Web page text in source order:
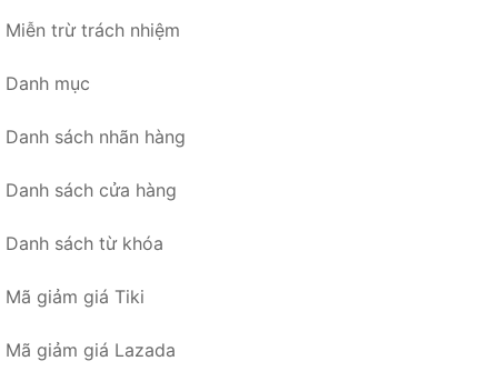
Miễn trừ trách nhiệm
Danh mục
Danh sách nhãn hàng
Danh sách cửa hàng
Danh sách từ khóa
Mã giảm giá Tiki
Mã giảm giá Lazada